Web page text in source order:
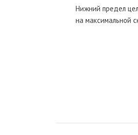
Нижний предел
на максимальной